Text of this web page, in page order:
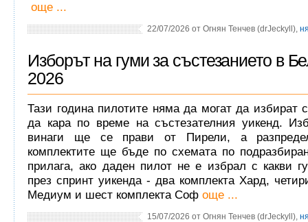
още ...
22/07/2026 от Огнян Тенчев (drJeckyll),
Изборът на гуми за състезанието в
2026
Тази година пилотите няма да могат да избират
да кара по време на състезателния уикенд.
винаги ще се прави от Пирели, а
комплектите ще бъде по схемата по
прилага, ако даден пилот не е избрал с какви
през спринт уикенда - два комплекта Хард,
Медиум и шест комплекта Соф още ...
15/07/2026 от Огнян Тенчев (drJeckyll),